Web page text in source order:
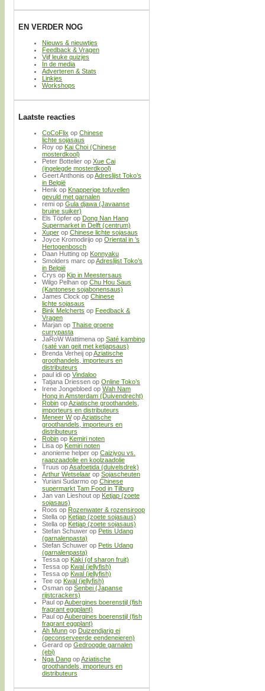
EN VERDER NOG
Nieuws & nieuwtjes
Feedback & Vragen
Vijf leuke quizjes
In de media
Adverteren & Stats
Linkjes
Workshops
Laatste reacties
CoCoFlix op Chinese
lichte sojasaus
Roy op Kai Choi (Chinese
mosterdkool)
Peter Bottelier op Xue Cai
(ingelegde mosterdkool)
Geert Anthonis opAdreslijst Toko’s
in België
Henk op Knapperige tofuvellen
gevuld met garnalen
remi op Gula djawa (Javaanse
bruine suiker)
Els Töpfer op Dong Nan Hang
Supermarket in Delft (centrum)
Xuper op Chinese lichte sojasaus
Joyce Kromodirijo op Oriental in ’s
Hertogenbosch
Daan Hutting op Konnyaku
Smolders marc opAdreslijst Toko’s
in België
Crys op Kip in Meestersaus
Wilgo Pelhan op Chu Hou Saus
(Kantonese sojabonensaus)
James Clock op Chinese
lichte sojasaus
Bink Melcherts op Feedback &
Vragen
Marjan op Thaise groene
currypasta
JaRoW Wattimena op Saté kambing
(saté van geit met ketjapsaus)
Brenda Verheij opAziatische
groothandels, importeurs en
distributeurs
paul idi op Vindaloo
Tatjana Driessen op Online Toko’s
Irene Jongebloed op Wah Nam
Hong in Amsterdam (Duivendrecht)
Robin opAziatische groothandels,
importeurs en distributeurs
Meneer WopAziatische
groothandels, importeurs en
distributeurs
Robin op Kemiri noten
Lisa op Kemiri noten
anonieme helper op Caiziyou vs.
raapzaadolie en koolzaadolie
Truus opAsafoetida (duivelsdrek)
Arthur Wetselaar op Sojascheuten
Yuriani Sudarmo op Chinese
supermarkt Tam Food in Tilburg
Jan van Lieshout op Ketjap (zoete
sojasaus)
Roos op Rozenwater & rozensiroop
Stella op Ketjap (zoete sojasaus)
Stella op Ketjap (zoete sojasaus)
Stefan Schuwer op Petis Udang
(garnalenpasta)
Stefan Schuwer op Petis Udang
(garnalenpasta)
Tessa op Kaki (of sharon fruit)
Tessa op Kwal (jellyfish)
Tessa op Kwal (jellyfish)
Tee op Kwal (jellyfish)
Osman op Senbei (Japanse
rijstcrackers)
Paul opAubergines boerenstijl (fish
fragrant eggplant)
Paul opAubergines boerenstijl (fish
fragrant eggplant)
Ah Munn op Duizendjarig ei
(geconserveerde eendeneieren)
Gerard op Gedroogde garnalen
(ebi)
Nga Dang opAziatische
groothandels, importeurs en
distributeurs